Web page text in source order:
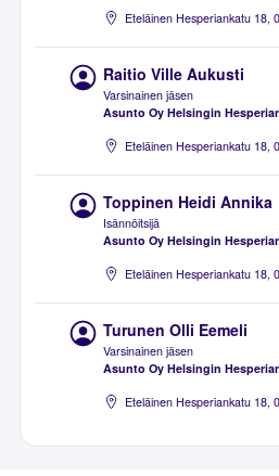
Eteläinen Hesperiankatu 18,
Raitio Ville Aukusti
Varsinainen jäsen
Asunto Oy Helsingin
Eteläinen Hesperiankatu 18,
Toppinen Heidi Annika
Isännöitsijä
Asunto Oy Helsingin
Eteläinen Hesperiankatu 18,
Turunen Olli Eemeli
Varsinainen jäsen
Asunto Oy Helsingin
Eteläinen Hesperiankatu 18,